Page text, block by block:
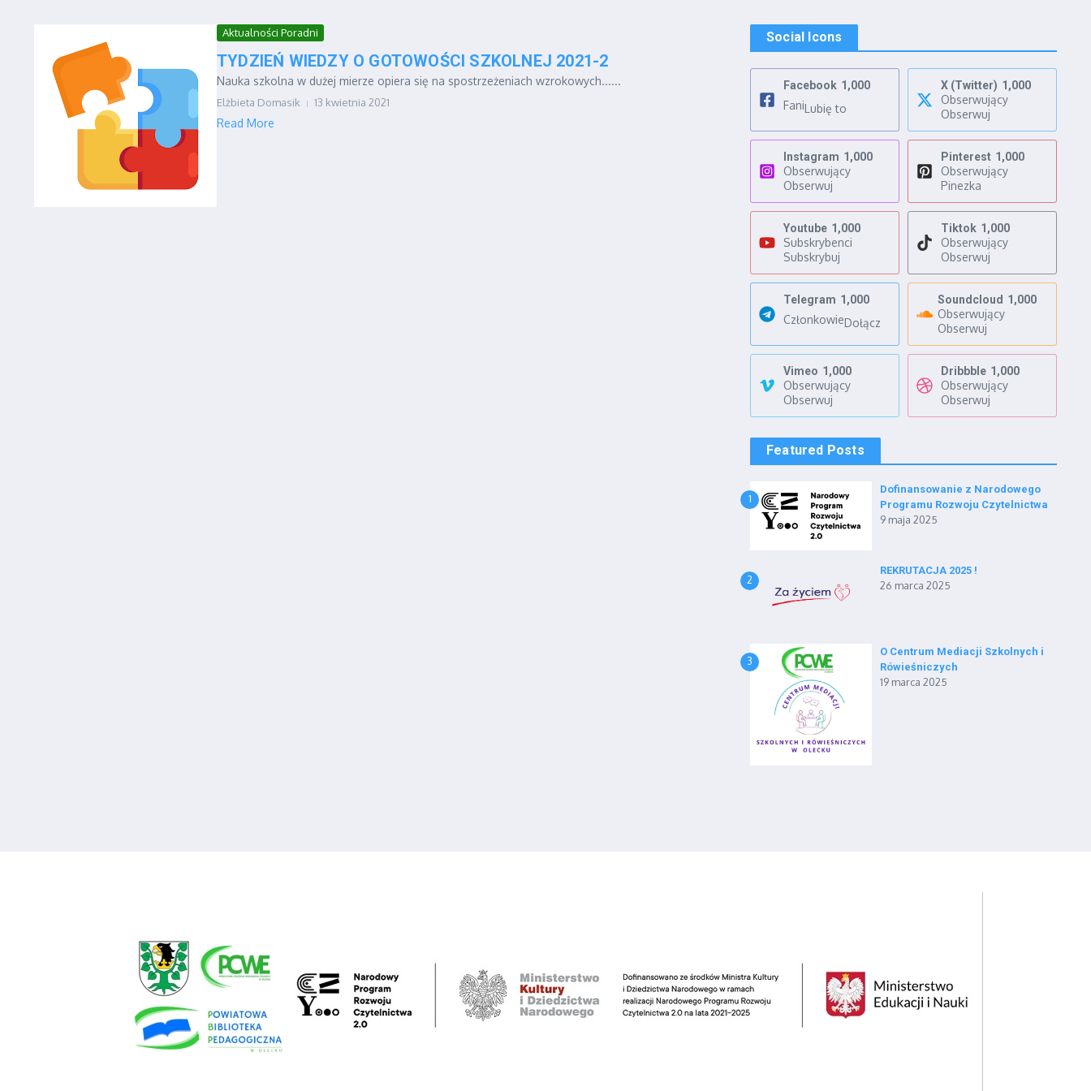
Aktualności Poradni
TYDZIEŃ WIEDZY O GOTOWOŚCI SZKOLNEJ 2021-2
Nauka szkolna w dużej mierze opiera się na spostrzeżeniach wzrokowych......
Elżbieta Domasik 13 kwietnia 2021
Read More
Social Icons
Facebook 1,000
FaniLubię to
X (Twitter) 1,000
Obserwujący
Obserwuj
Instagram 1,000
Obserwujący
Obserwuj
Pinterest 1,000
Obserwujący
Pinezka
Youtube 1,000
Subskrybenci
Subskrybuj
Tiktok 1,000
Obserwujący
Obserwuj
Telegram 1,000
CzłonkowieDołącz
Soundcloud 1,000
Obserwujący
Obserwuj
Vimeo 1,000
Obserwujący
Obserwuj
Dribbble 1,000
Obserwujący
Obserwuj
Featured Posts
1
Dofinansowanie z Narodowego
Programu Rozwoju Czytelnictwa
9 maja 2025
2
REKRUTACJA 2025 !
26 marca 2025
3
O Centrum Mediacji Szkolnych i
Rówieśniczych
19 marca 2025